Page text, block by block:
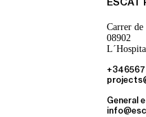
Carrer de
08902
General